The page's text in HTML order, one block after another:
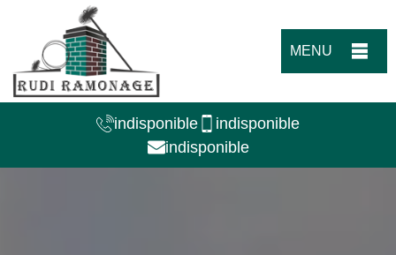
MENU
indisponible
indisponible
indisponible